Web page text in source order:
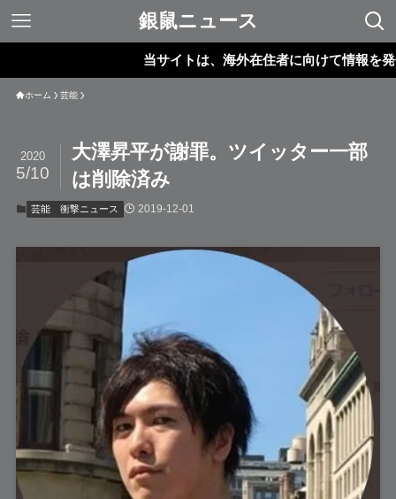
銀鼠ニュース
当サイトは、海外在住者に向けて情報を発信して
ホーム 芸能
大澤昇平が謝罪。ツイッター一部
は削除済み
2020
5/10
芸能 衝撃ニュース 2019-12-01